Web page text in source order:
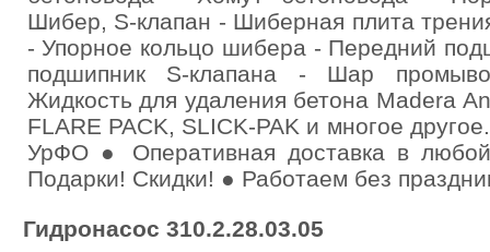
Шибер, S-клапан - Шиберная плита
- Упорное кольцо шибера - Передний
подшипник S-клапана - Шар
Жидкость для удаления бетона Madera
FLARE PAСK, SLICK-PAK и многое
УрФО ● Оперативная доставка в
Подарки! Скидки! ● Работаем без
Гидронасос 310.2.28.03.05